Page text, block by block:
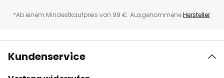
*Ab einem Mindestkaufpreis von 99 €. AusgenommeneHersteller.
Kundenservice